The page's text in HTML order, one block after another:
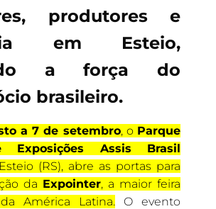
produtores e
em Esteio,
a força do
brasileiro.
a 7 de setembro, o Parque
Exposições Assis Brasil
(RS), abre as portas para
da Expointer, a maior feira
América Latina. O evento